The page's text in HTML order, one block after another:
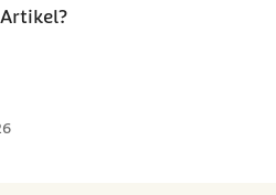
4 Sterne5 Sterne